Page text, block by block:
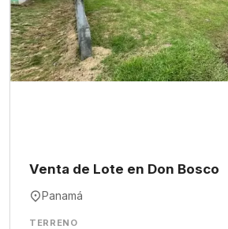
Venta de Lote en Don Bosco
Panamá
TERRENO